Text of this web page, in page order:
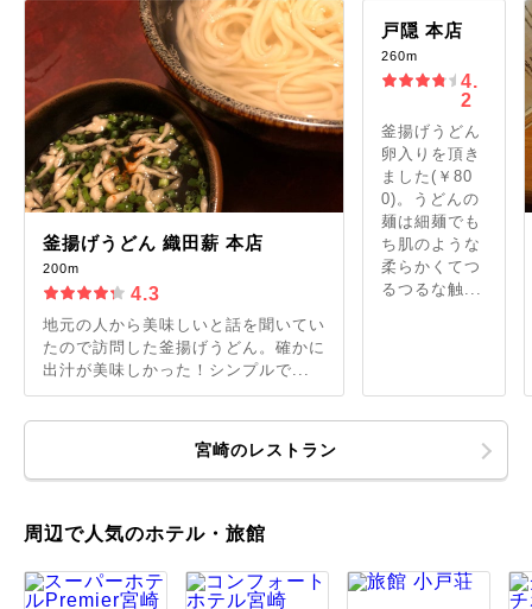
釜揚げうどん 織田薪 本店
200m
4.3
地元の人から美味しいと話を聞いてい
たので訪問した釜揚げうどん。確かに
出汁が美味しかった！シンプルで...
戸隠 本店
260m
4.
2
釜揚げうどん
卵入りを頂き
ました(￥80
0)。うどんの
麺は細麺でも
ち肌のような
柔らかくてつ
るつるな触...
宮崎のレストラン
周辺で人気のホテル・旅館